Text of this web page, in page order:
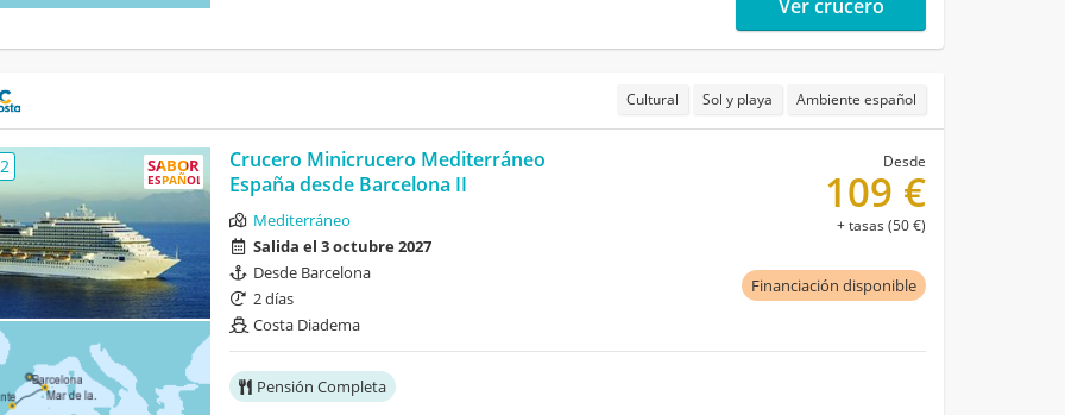
Ver crucero
Cultural Sol y playa Ambiente español
SABOR
ESPAÑOL
Crucero Minicrucero Mediterráneo
España desde Barcelona II
Mediterráneo
Salida el 3 octubre 2027
Desde Barcelona
2 días
Costa Diadema
Pensión Completa
Financiación disponible
Desde
109 €
+ tasas (50 €)